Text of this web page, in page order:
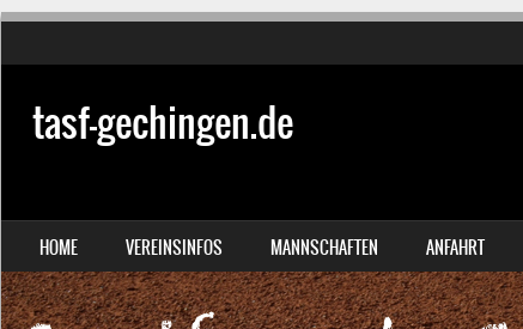
tasf-gechingen.de
MENU
SKIP TO CONTENT
HOME VEREINSINFOS MANNSCHAFTEN ANFAHRT